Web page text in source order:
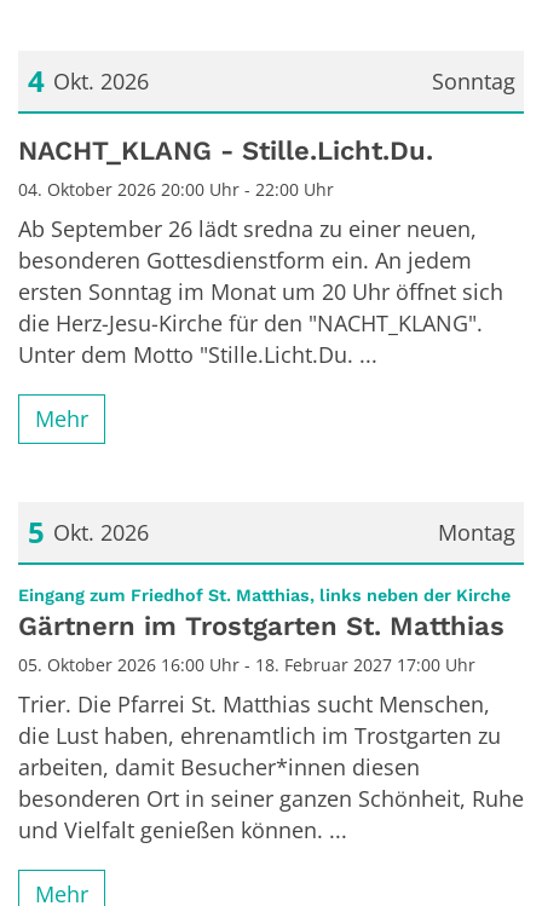
Sonntag
4 Okt. 2026
Datum: 4. Oktober 2026
NACHT_KLANG - Stille.Licht.Du.
04. Oktober 2026 20:00 Uhr - 22:00 Uhr
Ab September 26 lädt sredna zu einer neuen,
besonderen Gottesdienstform ein. An jedem
ersten Sonntag im Monat um 20 Uhr öffnet sich
die Herz-Jesu-Kirche für den "NACHT_KLANG".
Unter dem Motto "Stille.Licht.Du. ...
Mehr
Montag
5 Okt. 2026
Datum: 5. Oktober 2026
Eingang zum Friedhof St. Matthias, links neben der Kirche:
Gärtnern im Trostgarten St. Matthias
05. Oktober 2026 16:00 Uhr - 18. Februar 2027 17:00 Uhr
Trier. Die Pfarrei St. Matthias sucht Menschen,
die Lust haben, ehrenamtlich im Trostgarten zu
arbeiten, damit Besucher*innen diesen
besonderen Ort in seiner ganzen Schönheit, Ruhe
und Vielfalt genießen können. ...
Mehr